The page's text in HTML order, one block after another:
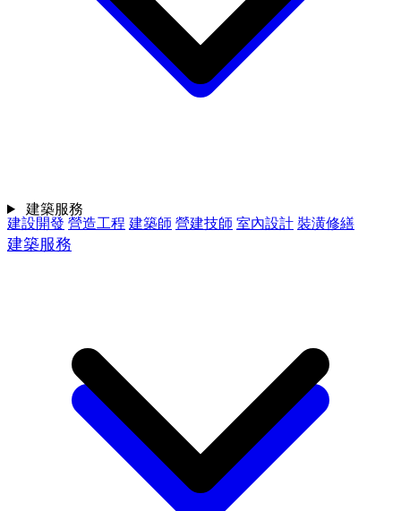
建設開發 營造工程 建築師 營建技師 室內設計 裝潢修繕
建築服務
建築服務